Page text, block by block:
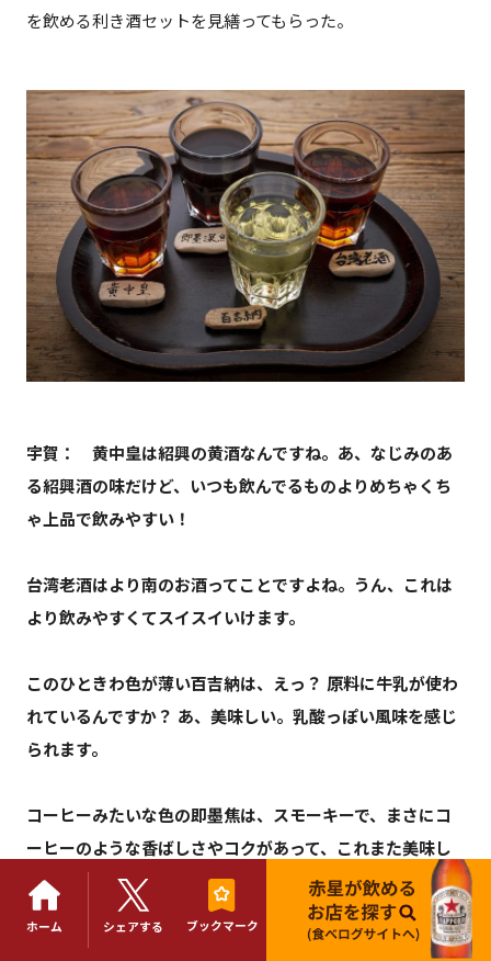
を飲める利き酒セットを見繕ってもらった。
宇賀： 黄中皇は紹興の黄酒なんですね。あ、なじみのあ
る紹興酒の味だけど、いつも飲んでるものよりめちゃくち
ゃ上品で飲みやすい！
台湾老酒はより南のお酒ってことですよね。うん、これは
より飲みやすくてスイスイいけます。
このひときわ色が薄い百吉納は、えっ？ 原料に牛乳が使わ
れているんですか？ あ、美味しい。乳酸っぽい風味を感じ
られます。
コーヒーみたいな色の即墨焦は、スモーキーで、まさにコ
ーヒーのような香ばしさやコクがあって、これまた美味し
い。穀物のヒエを焙煎して使っているんですか？ コレ、酢
豚と抜群に合います！
ホーム シェアする ブックマーク